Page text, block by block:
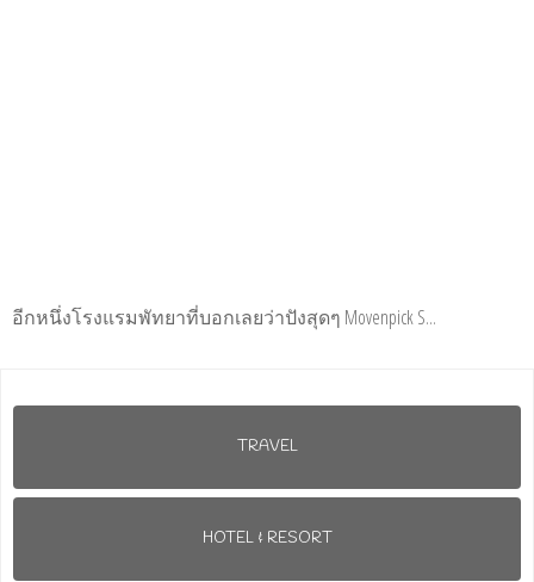
อีกหนึ่งโรงแรมพัทยาที่บอกเลยว่าปังสุดๆ Movenpick S...
TRAVEL
HOTEL & RESORT